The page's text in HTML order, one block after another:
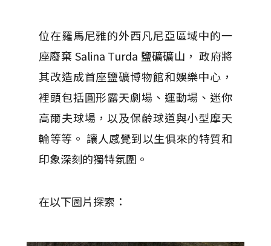
位在羅馬尼雅的外西凡尼亞區域中的一
座廢棄 Salina Turda 鹽礦礦山， 政府將
其改造成首座鹽礦博物館和娛樂中心，
裡頭包括圓形露天劇場、運動場、迷你
高爾夫球場，以及保齡球道與小型摩天
輪等等。 讓人感覺到以生俱來的特質和
印象深刻的獨特氛圍。
在以下圖片探索：